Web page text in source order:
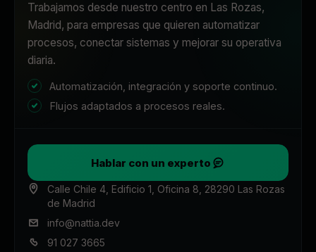
Trabajamos desde nuestro centro en Las Rozas,
Madrid, para empresas que quieren automatizar
procesos, conectar sistemas y mejorar su operativa
diaria.
Automatización, integración y soporte continuo.
Flujos adaptados a procesos reales.
Hablar con un experto
Calle Chile 4, Edificio 1, Oficina 8, 28290 Las Rozas
de Madrid
info@nattia.dev
91 027 3665